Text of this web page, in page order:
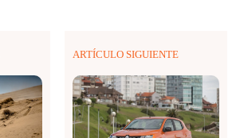
ARTÍCULO SIGUIENTE